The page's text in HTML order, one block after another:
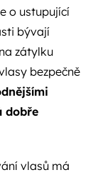
o ustupující
bývají
zátylku
bezpečně
dobře
vlasů má